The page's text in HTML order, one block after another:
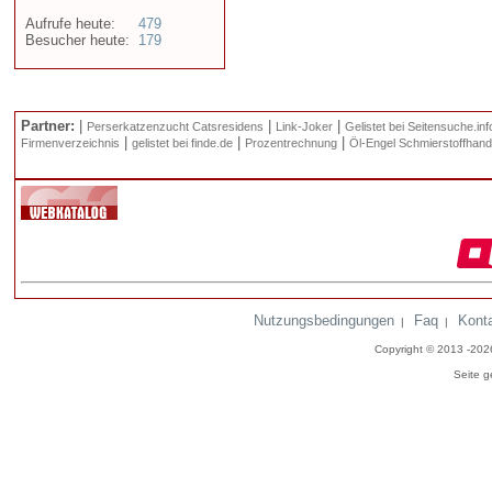
Aufrufe heute:
Besucher heute:
479
179
Partner: Perserkatzenzucht Catsresidens Link-Joker
Gelistet bei
Firmenverzeichnis
gelistet bei finde.de Prozentrechnung Öl-Engel
Nutzungsbedingungen | Faq |
Copyright © 2013 -
Seite